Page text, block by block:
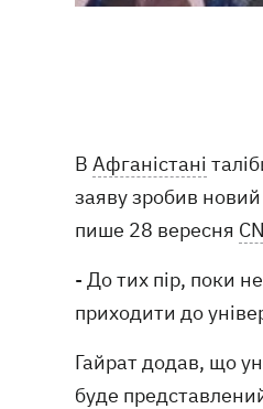
В Афганістані
заяву зробив
пише 28 вересня
- До тих пір, поки
приходити до
Гайрат додав, що
буде